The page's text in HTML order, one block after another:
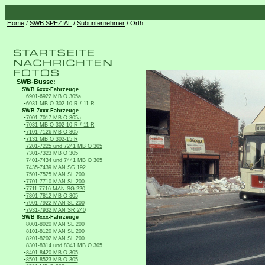
Home / SWB SPEZIAL / Subunternehmer / Orth
SWB-Busse:
SWB 6xxx-Fahrzeuge
-6901-6922 MB O 305a
-6931 MB O 302-10 R /-11 R
SWB 7xxx-Fahrzeuge
-7001-7017 MB O 305a
-7031 MB O 302-10 R /-11 R
-7101-7126 MB O 305
-7131 MB O 302-15 R
-7201-7225 und 7241 MB O 305
-7301-7323 MB O 305
-7401-7434 und 7441 MB O 305
-7435-7439 MAN SG 192
-7501-7525 MAN SL 200
-7701-7710 MAN SL 200
-7711-7716 MAN SG 220
-7801-7812 MB O 305
-7901-7922 MAN SL 200
-7931-7932 MAN SR 240
SWB 8xxx-Fahrzeuge
-8001-8020 MAN SL 200
-8101-8120 MAN SL 200
-8201-8202 MAN SL 200
-8301-8314 und 8341 MB O 305
-8401-8420 MB O 305
-8501-8523 MB O 305